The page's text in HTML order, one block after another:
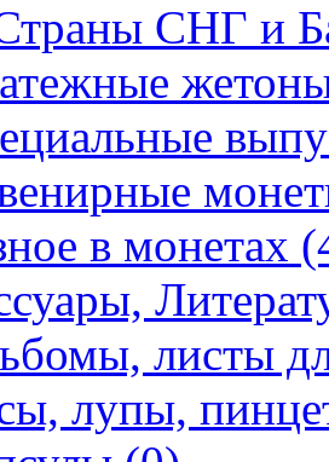
СНГ и
в монетах
листы
лупы,